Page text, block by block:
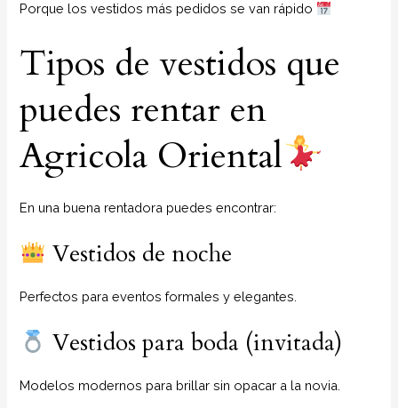
Porque los vestidos más pedidos se van rápido
Tipos de vestidos que
puedes rentar en
Agricola Oriental
En una buena rentadora puedes encontrar:
Vestidos de noche
Perfectos para eventos formales y elegantes.
Vestidos para boda (invitada)
Modelos modernos para brillar sin opacar a la novia.